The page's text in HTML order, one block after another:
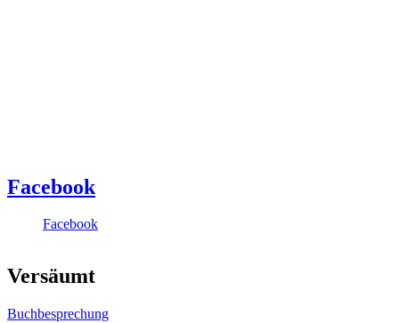
Facebook
Facebook
Versäumt
Buchbesprechung